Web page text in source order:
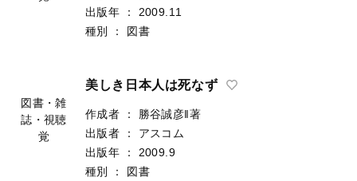
出版年
：
2009.11
種別
： 図書
図書・雑
誌・視聴
覚
美しき日本人は死なず
作成者 ：
勝谷誠彦‖著
出版者
：
アスコム
出版年
：
2009.9
種別
： 図書